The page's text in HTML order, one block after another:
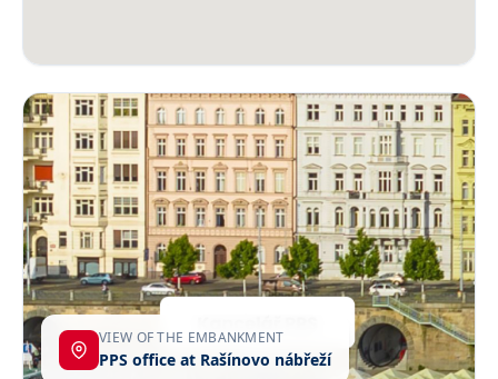
VIEW OF THE EMBANKMENT
PPS office at Rašínovo nábřeží